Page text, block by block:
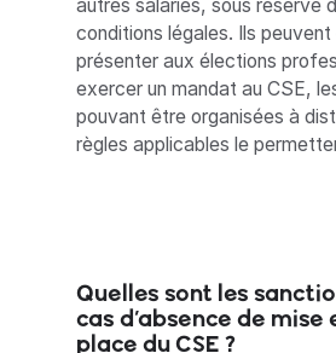
autres salariés, sous réserve
conditions légales. Ils
présenter aux élections
exercer un mandat au CSE,
pouvant être organisées à
règles applicables le
Quelles sont les
cas d’absence de mise
place du CSE ?